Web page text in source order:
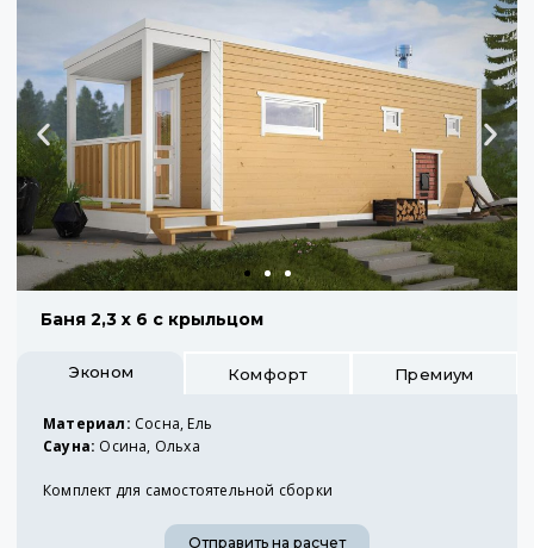
Баня 2,3 x 6 с крыльцом
Эконом Комфорт Премиум
Материал: Сосна, Ель
Сауна: Осина, Ольха
Комплект для самостоятельной сборки
Отправить на расчет